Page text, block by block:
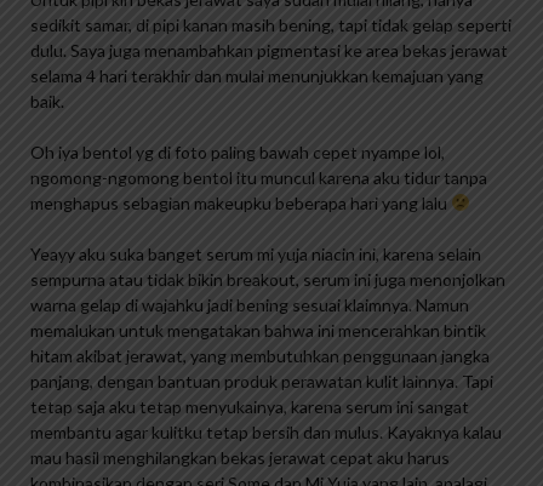
sedikit samar, di pipi kanan masih bening, tapi tidak gelap seperti
dulu. Saya juga menambahkan pigmentasi ke area bekas jerawat
selama 4 hari terakhir dan mulai menunjukkan kemajuan yang
baik.
Oh iya bentol yg di foto paling bawah cepet nyampe lol,
ngomong-ngomong bentol itu muncul karena aku tidur tanpa
menghapus sebagian makeupku beberapa hari yang lalu
Yeayy aku suka banget serum mi yuja niacin ini, karena selain
sempurna atau tidak bikin breakout, serum ini juga menonjolkan
warna gelap di wajahku jadi bening sesuai klaimnya. Namun
memalukan untuk mengatakan bahwa ini mencerahkan bintik
hitam akibat jerawat, yang membutuhkan penggunaan jangka
panjang, dengan bantuan produk perawatan kulit lainnya. Tapi
tetap saja aku tetap menyukainya, karena serum ini sangat
membantu agar kulitku tetap bersih dan mulus. Kayaknya kalau
mau hasil menghilangkan bekas jerawat cepat aku harus